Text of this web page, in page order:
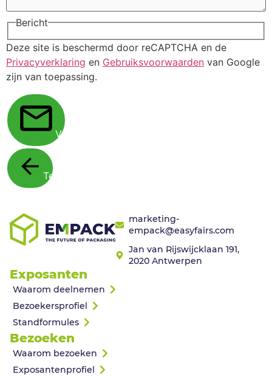
Bericht
Deze site is beschermd door reCAPTCHA en de
Privacyverklaring en Gebruiksvoorwaarden van Google
zijn van toepassing.
Verstuur
Terug
marketing-
empack@easyfairs.com
Jan van Rijswijcklaan 191,
2020 Antwerpen
Exposanten
Waarom deelnemen
Bezoekersprofiel
Standformules
Bezoeken
Waarom bezoeken
Exposantenprofiel